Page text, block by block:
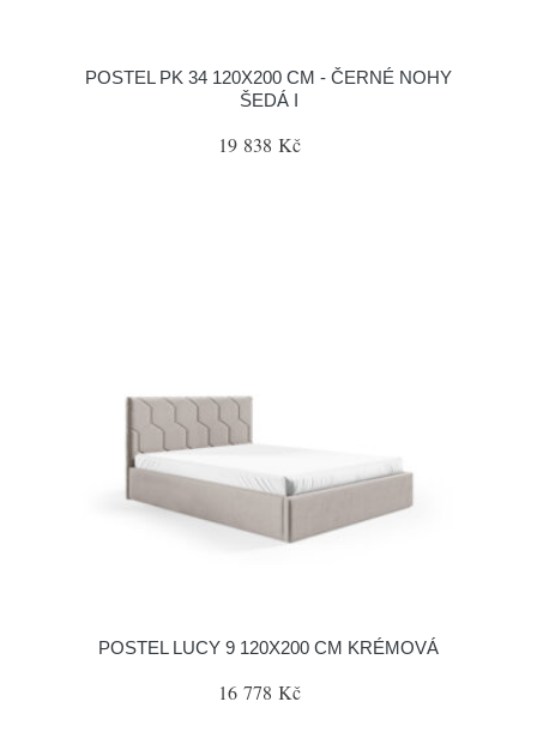
POSTEL PK 34 120X200 CM - ČERNÉ NOHY
ŠEDÁ I
19 838 Kč
POSTEL LUCY 9 120X200 CM KRÉMOVÁ
16 778 Kč